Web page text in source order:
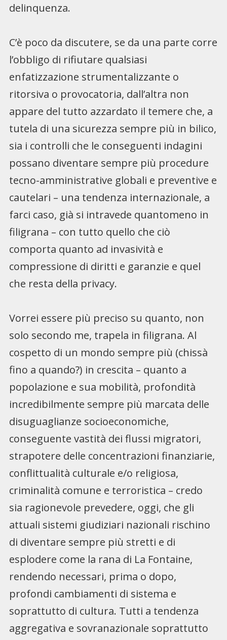
delinquenza.
C’è poco da discutere, se da una parte corre
l’obbligo di rifiutare qualsiasi
enfatizzazione strumentalizzante o
ritorsiva o provocatoria, dall’altra non
appare del tutto azzardato il temere che, a
tutela di una sicurezza sempre più in bilico,
sia i controlli che le conseguenti indagini
possano diventare sempre più procedure
tecno-amministrative globali e preventive e
cautelari – una tendenza internazionale, a
farci caso, già si intravede quantomeno in
filigrana – con tutto quello che ciò
comporta quanto ad invasività e
compressione di diritti e garanzie e quel
che resta della privacy.
Vorrei essere più preciso su quanto, non
solo secondo me, trapela in filigrana. Al
cospetto di un mondo sempre più (chissà
fino a quando?) in crescita – quanto a
popolazione e sua mobilità, profondità
incredibilmente sempre più marcata delle
disuguaglianze socioeconomiche,
conseguente vastità dei flussi migratori,
strapotere delle concentrazioni finanziarie,
conflittualità culturale e/o religiosa,
criminalità comune e terroristica – credo
sia ragionevole prevedere, oggi, che gli
attuali sistemi giudiziari nazionali rischino
di diventare sempre più stretti e di
esplodere come la rana di La Fontaine,
rendendo necessari, prima o dopo,
profondi cambiamenti di sistema e
soprattutto di cultura. Tutti a tendenza
aggregativa e sovranazionale soprattutto